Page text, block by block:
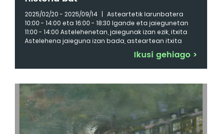
2025/02/20 - 2025/09/14 | Asteartetik larunbatera
10:00 - 14:00 eta 16:00 - 18:30 Igande eta jaiegunetan
11:00 - 14:00 Astelehenetan, jaiegunak izan ezik, itxita
Astelehena jaieguna izan bada, asteartean itxita
Ikusi gehiago >